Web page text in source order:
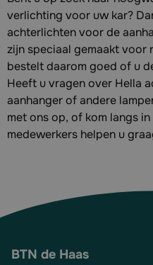
verlichting voor uw kar?
achterlichten voor de
zijn speciaal gemaakt voor
bestelt daarom goed of u
Heeft u vragen over Hella
aanhanger of andere
met ons op, of kom langs
medewerkers helpen u
BTN de Haas